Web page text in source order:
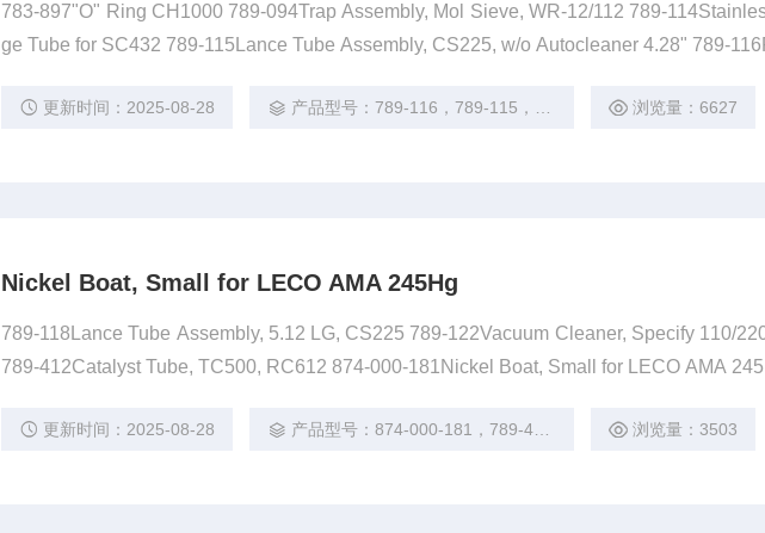
783-897"O" Ring CH1000 789-094Trap Assembly, Mol Sieve, WR-12/112 789-
ge Tube for SC432 789-115Lance Tube Assembly, CS225, w/o Autocleaner 4.28" 789-
更新时间：2025-08-28 产品型号：789-116，789-115，789-114，789-094，783-897 浏览量：6627
Nickel Boat, Small for LECO AMA 245Hg
789-118Lance Tube Assembly, 5.12 LG, CS225 789-122Vacuum Cleaner, Specify 110/
789-412Catalyst Tube, TC500, RC612 874-000-181Nickel Boat, Small for LECO AMA
更新时间：2025-08-28 产品型号：874-000-181，789-412，789-122，789-118 浏览量：3503